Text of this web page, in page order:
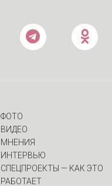
ФОТО
ВИДЕО
МНЕНИЯ
ИНТЕРВЬЮ
CПЕЦПРОЕКТЫ — КАК ЭТО
РАБОТАЕТ